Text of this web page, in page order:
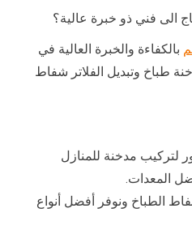
الى فني ذو خبرة عالية؟
بالكفاءة والخبرة العالية في
طباخ وتبديل الفلاتر شفاط
لتركيب مدخنة للمنازل
المعدات.
الطباخ ونوفر أفضل أنواع